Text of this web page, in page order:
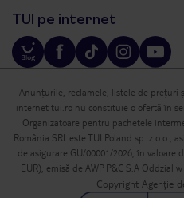
TUI pe internet
Anunțurile, reclamele, listele de prețuri
internet tui.ro nu constituie o ofertă în
Organizatoare pentru pachetele
România SRL este TUI Poland sp. z.o.o.,
de asigurare GU/00001/2026, în valoare
EUR), emisă de AWP P&C S.A Oddzial
Copyright Agenție